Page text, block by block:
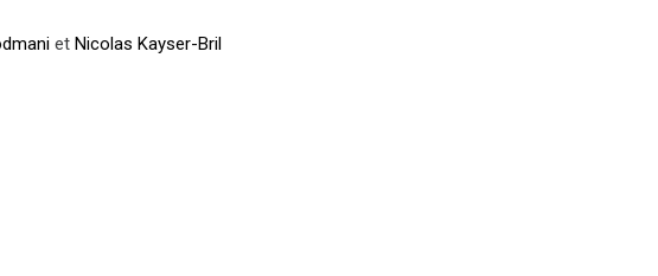
etNicolas Kayser-Bril